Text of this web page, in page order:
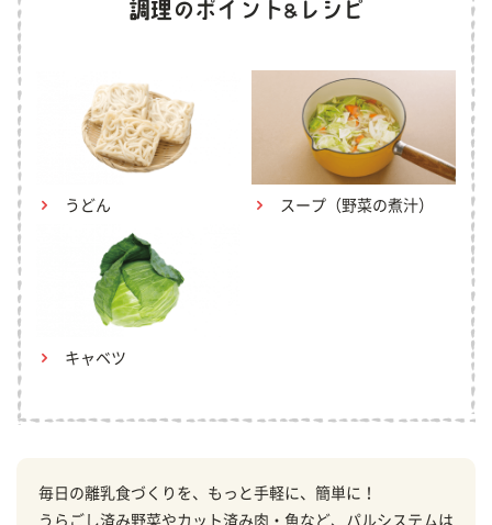
うどん スープ（野菜の煮汁）
キャベツ
毎日の離乳食づくりを、もっと手軽に、簡単に！
うらごし済み野菜やカット済み肉・魚など、パルシステムは